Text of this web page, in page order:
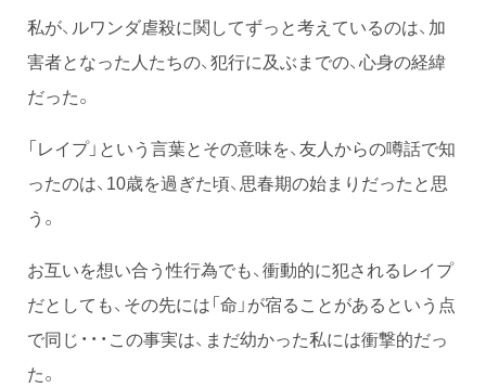
私が、ルワンダ虐殺に関してずっと考えているのは、加
害者となった人たちの、犯行に及ぶまでの、心身の経緯
だった。
「レイプ」という言葉とその意味を、友人からの噂話で知
ったのは、10歳を過ぎた頃、思春期の始まりだったと思
う。
お互いを想い合う性行為でも、衝動的に犯されるレイプ
だとしても、その先には「命」が宿ることがあるという点
で同じ・・・この事実は、まだ幼かった私には衝撃的だっ
た。